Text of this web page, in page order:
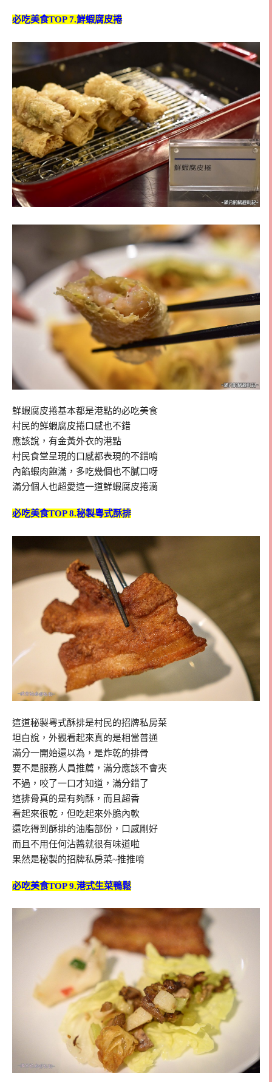
必吃美食TOP 7.鮮蝦腐皮捲
鮮蝦腐皮捲基本都是港點的必吃美食
村民的鮮蝦腐皮捲口感也不錯
應該說，有金黃外衣的港點
村民食堂呈現的口感都表現的不錯唷
內餡蝦肉飽滿，多吃幾個也不膩口呀
滿分個人也超愛這一道鮮蝦腐皮捲滴
必吃美食TOP 8.秘製粵式酥排
這道秘製粵式酥排是村民的招牌私房菜
坦白說，外觀看起來真的是相當普通
滿分一開始還以為，是炸乾的排骨
要不是服務人員推薦，滿分應該不會夾
不過，咬了一口才知道，滿分錯了
這排骨真的是有夠酥，而且超香
看起來很乾，但吃起來外脆內軟
還吃得到酥排的油脂部份，口感剛好
而且不用任何沾醬就很有味道啦
果然是秘製的招牌私房菜~推推唷
必吃美食TOP 9.港式生菜鴨鬆